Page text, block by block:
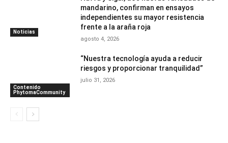
Noticias
mandarino, confirman en ensayos
independientes su mayor resistencia
frente a la araña roja
agosto 4, 2026
Contenido
PhytomaCommunity
“Nuestra tecnología ayuda a reducir
riesgos y proporcionar tranquilidad”
julio 31, 2026